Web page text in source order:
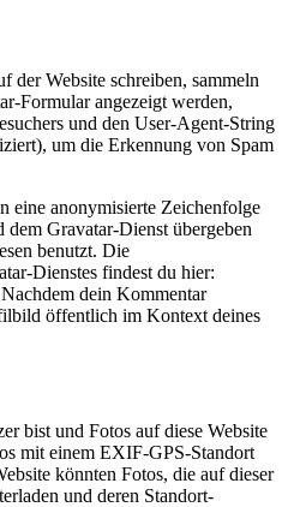
der Website schreiben, sammeln
Formular angezeigt werden,
und den User-Agent-String
um die Erkennung von Spam
eine anonymisierte Zeichenfolge
dem Gravatar-Dienst übergeben
benutzt. Die
Dienstes findest du hier:
dein Kommentar
öffentlich im Kontext deines
bist und Fotos auf diese Website
mit einem EXIF-GPS-Standort
könnten Fotos, die auf dieser
und deren Standort-